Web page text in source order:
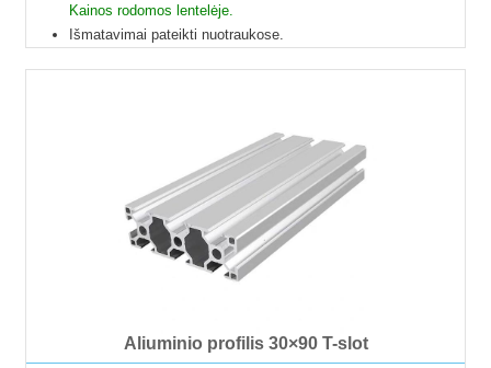
Kainos rodomos lentelėje.
Išmatavimai pateikti nuotraukose.
Profilių Ilgis gali būti su 1 mm paklaida.
Dėl klausimų ir užsakymų kitokių ilgių galite kreptis el.paštu.
Kad matytumėte kainą pasirinkite ilgį.
Aliuminio profilis 30×90 T-slot